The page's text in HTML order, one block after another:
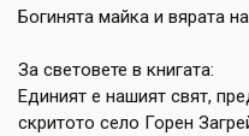
Богинята майка и вярата
За световете в книгата:
Единият е нашият свят,
скритото село Горен